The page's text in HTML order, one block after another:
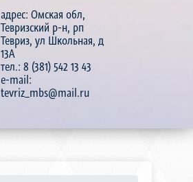
адрес: Омская обл,
Тевризский р-н, рп
Тевриз, ул Школьная, д
13А
тел.: 8 (381) 542 13 43
e-mail:
tevriz_mbs@mail.ru